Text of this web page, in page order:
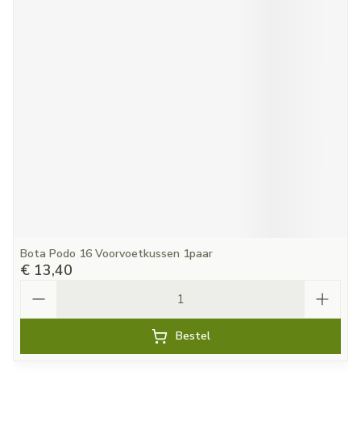
Bota Podo 16 Voorvoetkussen 1paar
€ 13,40
Bestel